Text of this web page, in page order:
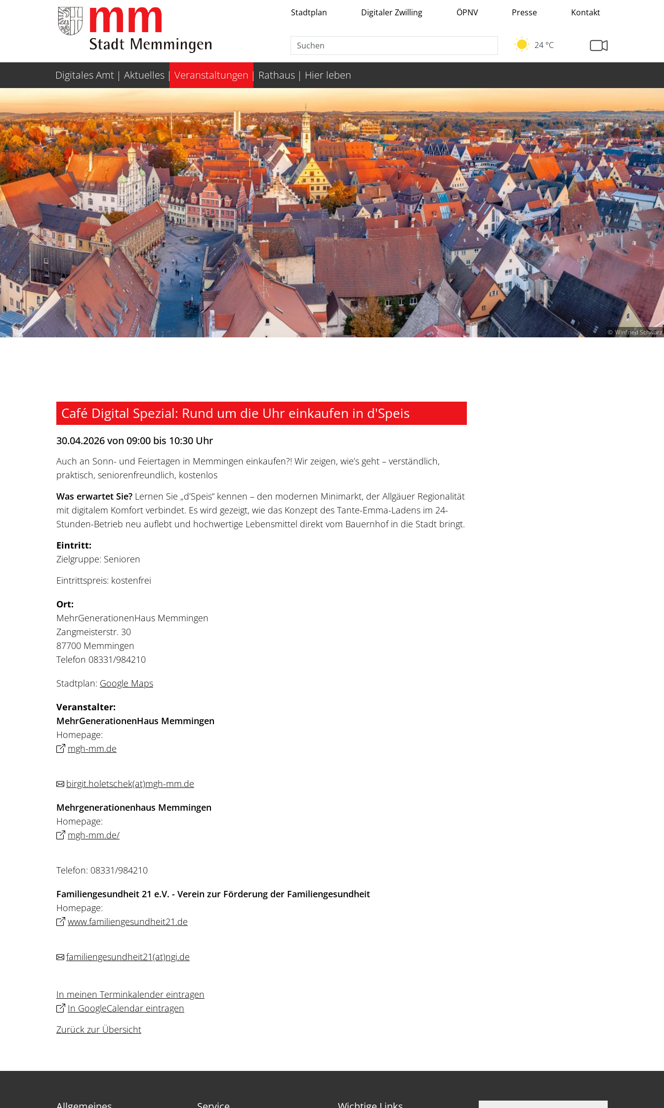
Weiter zur Navigation Weiter zum Inhalt Stadtplan Digitaler Zwilling ÖPNV Presse Kontakt
24 °C
Digitales Amt Aktuelles Veranstaltungen Rathaus Hier leben
Winfried Schwarz
Café Digital Spezial: Rund um die Uhr einkaufen in d'Speis
30.04.2026 von 09:00 bis 10:30 Uhr
Auch an Sonn- und Feiertagen in Memmingen einkaufen?! Wir zeigen, wie’s geht – verständlich,
praktisch, seniorenfreundlich, kostenlos
Was erwartet Sie? Lernen Sie „d’Speis“ kennen – den modernen Minimarkt, der Allgäuer Regionalität
mit digitalem Komfort verbindet. Es wird gezeigt, wie das Konzept des Tante-Emma-Ladens im 24-
Stunden-Betrieb neu auflebt und hochwertige Lebensmittel direkt vom Bauernhof in die Stadt bringt.
Eintritt:
Zielgruppe: Senioren
Eintrittspreis: kostenfrei
Ort:
MehrGenerationenHaus Memmingen
Zangmeisterstr. 30
87700 Memmingen
Telefon 08331/984210
Stadtplan: Google Maps
Veranstalter:
MehrGenerationenHaus Memmingen
Homepage:
mgh-mm.de
birgit.holetschek(at)mgh-mm.de
Mehrgenerationenhaus Memmingen
Homepage:
mgh-mm.de/
Telefon: 08331/984210
Familiengesundheit 21 e.V. - Verein zur Förderung der Familiengesundheit
Homepage:
www.familiengesundheit21.de
familiengesundheit21(at)ngi.de
In meinen Terminkalender eintragen
In GoogleCalendar eintragen
Zurück zur Übersicht